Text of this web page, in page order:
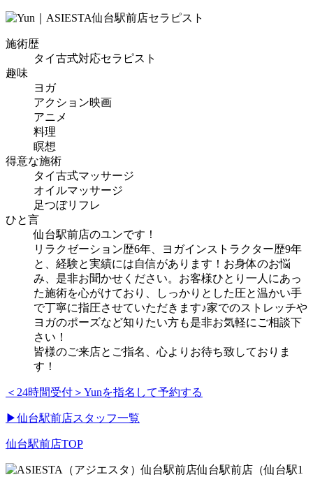
施術歴
タイ古式対応セラピスト
趣味
ヨガ
アクション映画
アニメ
料理
瞑想
得意な施術
タイ古式マッサージ
オイルマッサージ
足つぼリフレ
ひと言
仙台駅前店のユンです！
リラクゼーション歴6年、ヨガインストラクター歴9年
と、経験と実績には自信があります！お身体のお悩
み、是非お聞かせください。お客様ひとり一人にあっ
た施術を心がけており、しっかりとした圧と温かい手
で丁寧に指圧させていただきます♪家でのストレッチや
ヨガのポーズなど知りたい方も是非お気軽にご相談下
さい！
皆様のご来店とご指名、心よりお待ち致しておりま
す！
＜24時間受付＞ Yunを指名して予約する
▶仙台駅前店スタッフ一覧
仙台駅前店TOP
仙台駅前店 （仙台駅1